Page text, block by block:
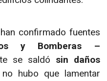
confirmado fuentes
y Bomberas –
se saldó sin daños
hubo que lamentar